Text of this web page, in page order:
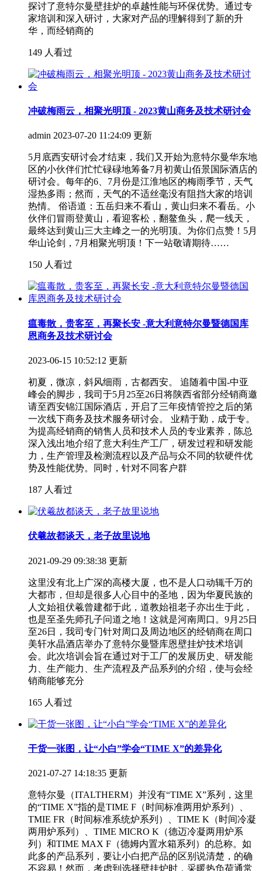
探讨了意特尔曼壁挂炉的卓越性能与环保优势。通过专
家培训和深入研讨，大家对产品的理解得到了新的升
华，而经销商的
149 人看过
冲破梅雨云，相聚光明顶 - 2023黄山商务及技术研讨会
admin 2023-07-20 11:24:09 更新
5月底西安研讨会才结束，我们又开始为意特尔曼华东地
区的小伙伴们忙忙碌碌地筹备7月初黄山佰景国际酒店的
研讨会。每年的6、7月份是江淮地区的梅雨季节，天气
湿热多雨；然而，天气的不适丝毫没有阻挡大家的培训
热情。 俗语道：五岳归来不看山，黄山归来不看岳。小
伙伴们冒雨登黄山，看迎客松，翻鳌鱼头，爬一线天，
最终达到黄山三大主峰之一的光明顶。为你们点赞！5月
华山论剑，7月相聚光明顶！下一站敬请期待……
150 人看过
瘟毒散，贵客至，再聚长安 -意大利意特尔曼暨德国库
恩商务及技术研讨会
2023-06-15 10:52:12 更新
初夏，微凉，斜风细雨，古都西安。 追随着中国-中亚
峰会的脚步，我司于5月25至26日将陕西省部分经销商邀
请至西安锦江国际酒店，开启了三年疫情管控之后的第
一次线下商务及技术服务研讨会。 业精于勤，成于专。
为提高经销商的销售人员和技术人员的专业素养，陈总
深入浅出地介绍了意大利生产工厂，研发过程和研发能
力，生产管理及检测流程以及产品与众不同的软硬件优
势及性能优势。同时，针对不同客户群
187 人看过
伏羲故都谈天，老子故里说地
2021-09-29 09:38:38 更新
这里没有北上广深的高楼大厦，也不是人口动辄千万的
大都市，但却是很多人心目中的圣地，因为华夏民族的
人文始祖伏羲曾建都于此，道教始祖老子亦出生于此，
也是至圣先师孔子问道之地！这就是河南周口。9月25日
至26日，我司专门针对周口及周边地区的经销商在周口
美轩水晶酒店举办了意特尔曼暨库恩壁挂炉技术培训
会。此次培训会旨在通过对于工厂的发展历史、研发能
力、生产能力、生产流程及产品系列的介绍，使与会经
销商能够充分
165 人看过
干货一张图，让“小白”学会“TIME X”的差异化
2021-07-27 14:18:35 更新
意特尔曼（ITALTHERM）并没有“TIME X”系列，这里
的“TIME X”指的是TIME F（时间标准两用炉系列）、
TMIE FR（时间标准系统炉系列）、TIME K（时间冷凝
两用炉系列）、TIME MICRO K（德迈冷凝两用炉系
列）和TIME MAX F（德姆内置水箱系列）的总称。如
此多的产品系列，要让小白把产品的区别说清楚，的确
不容易！然而，考虑到选择壁挂炉时，采暖热负荷通常